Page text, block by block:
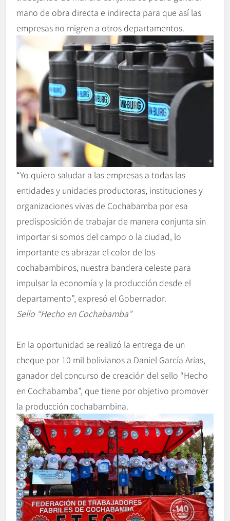
mano de obra directa e indirecta para que así las
empresas no migren a otros departamentos.
“Yo quiero saludar a las empresas a todas las
entidades y unidades productoras, instituciones y
organizaciones vivas de Cochabamba por esa
predisposición de trabajar de manera conjunta sin
importar si somos del campo o la ciudad, lo
importante es abrazar el color de los
cochabambinos, nuestra bandera celeste para
impulsar la economía y la producción desde el
departamento”, expresó el Gobernador.
Sello “Hecho en Cochabamba”
En la oportunidad se realizó la entrega de un
cheque por 10 mil bolivianos a Daniel García Arias,
ganador del concurso de creación del sello “Hecho
en Cochabamba”, que tiene por objetivo promover
la producción cochabambina.